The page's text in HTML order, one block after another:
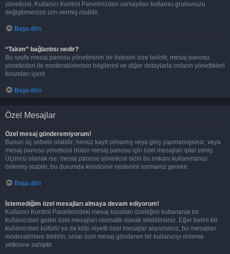
yöneticisi, Kullanıcı Kontrol Panelinizden varsayılan kullanıcı grubunuzu
değiştirmenize izin vermiş olabilir.
Başa dön
“Takım” bağlantısı nedir?
Bu sayfa mesaj panosu yönetiminin bir listesini size belirtir, mesaj panosu
yöneticileri ile moderatörlerinin bilgilerini ve diğer detaylarla onların yönettikleri
forumları içerir.
Başa dön
Özel Mesajlar
Özel mesaj gönderemiyorum!
Bunun üç sebebi olabilir; henüz kayıt olmamış veya giriş yapmamışsınız, veya
mesaj panosu yöneticisi bütün mesaj panosu için özel mesajları iptal etmiş.
Üçüncü olanak ise: mesaj panosu yöneticisi sizin bu imkanı kullanmanızı
önlemiş olabilir, bu durumda kendisine nedenini sormanız gerekir.
Başa dön
İstemediğim özel mesajları almaya devam ediyorum!
Kullanıcı Kontrol Panelinizdeki mesaj kuralları özelliğini kullanarak bir
kullanıcıdan gelen özel mesajları otomatik olarak silebilirsiniz. Eğer belirli bir
kullanıcıdan küfürlü ya da kötü niyetli özel mesajlar alıyorsanız, bu mesajları
moderatörlere bildirin; onlar özel mesaj gönderen bir kullanıcıyı önleme
yetkisine sahiptir.